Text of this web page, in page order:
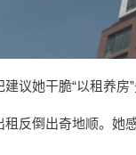
议她干脆“以租养房”
租反倒出奇地顺。她